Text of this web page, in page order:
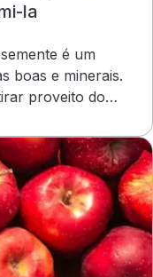
la
é um
boas e minerais.
proveito dos